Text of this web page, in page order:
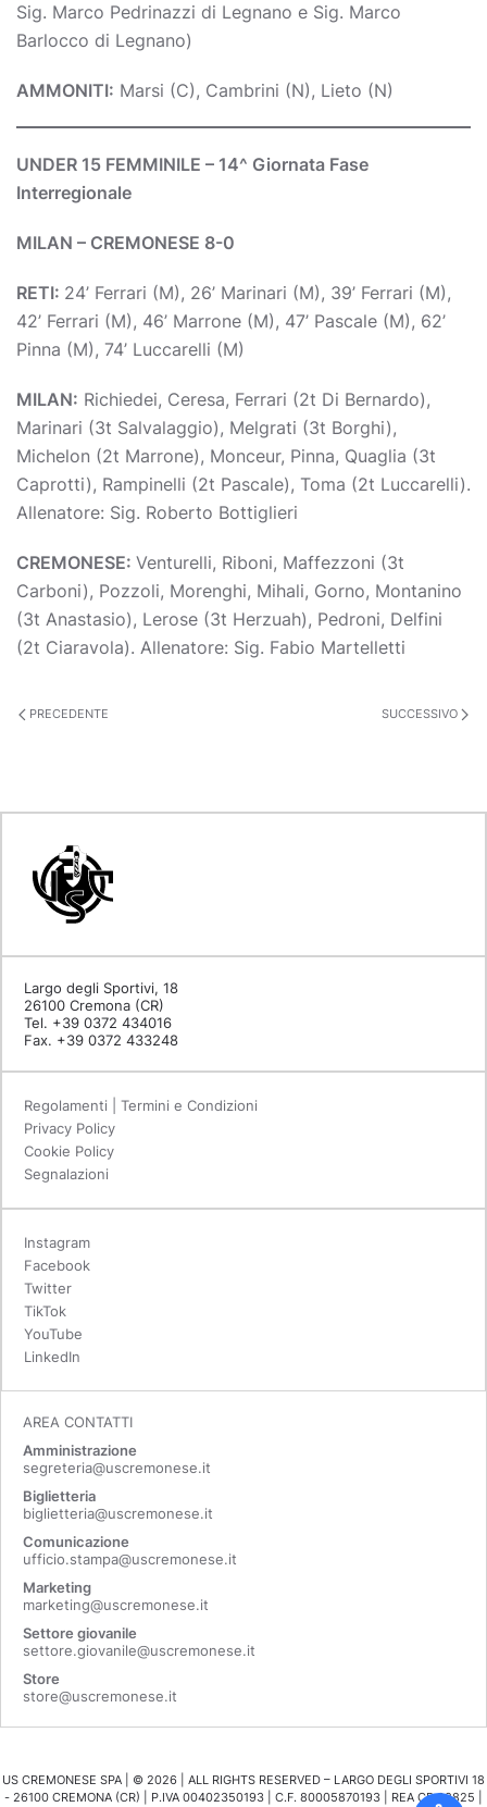
Sig. Marco Pedrinazzi di Legnano e Sig. Marco
Barlocco di Legnano)
AMMONITI: Marsi (C), Cambrini (N), Lieto (N)
UNDER 15 FEMMINILE – 14^ Giornata Fase
Interregionale
MILAN – CREMONESE 8-0
RETI: 24’ Ferrari (M), 26’ Marinari (M), 39’ Ferrari (M),
42’ Ferrari (M), 46’ Marrone (M), 47’ Pascale (M), 62’
Pinna (M), 74’ Luccarelli (M)
MILAN: Richiedei, Ceresa, Ferrari (2t Di Bernardo),
Marinari (3t Salvalaggio), Melgrati (3t Borghi),
Michelon (2t Marrone), Monceur, Pinna, Quaglia (3t
Caprotti), Rampinelli (2t Pascale), Toma (2t Luccarelli).
Allenatore: Sig. Roberto Bottiglieri
CREMONESE: Venturelli, Riboni, Maffezzoni (3t
Carboni), Pozzoli, Morenghi, Mihali, Gorno, Montanino
(3t Anastasio), Lerose (3t Herzuah), Pedroni, Delfini
(2t Ciaravola). Allenatore: Sig. Fabio Martelletti
PRECEDENTE SUCCESSIVO
Largo degli Sportivi, 18
26100 Cremona (CR)
Tel. +39 0372 434016
Fax. +39 0372 433248
Regolamenti | Termini e Condizioni
Privacy Policy
Cookie Policy
Segnalazioni
Instagram
Facebook
Twitter
TikTok
YouTube
LinkedIn
AREA CONTATTI
Amministrazione
segreteria@uscremonese.it
Biglietteria
biglietteria@uscremonese.it
Comunicazione
ufficio.stampa@uscremonese.it
Marketing
marketing@uscremonese.it
Settore giovanile
settore.giovanile@uscremonese.it
Store
store@uscremonese.it
US CREMONESE SPA | © 2026 | ALL RIGHTS RESERVED – LARGO DEGLI SPORTIVI 18
- 26100 CREMONA (CR) | P.IVA 00402350193 | C.F. 80005870193 | REA CR 98825 |